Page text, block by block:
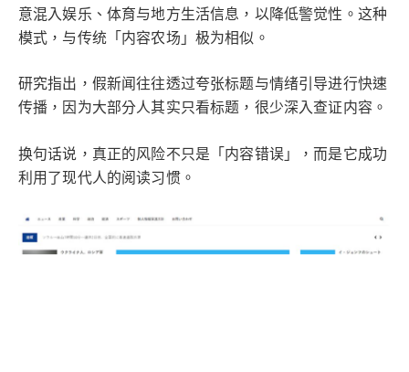
意混入娱乐、体育与地方生活信息，以降低警觉性。这种
模式，与传统「内容农场」极为相似。
研究指出，假新闻往往透过夸张标题与情绪引导进行快速
传播，因为大部分人其实只看标题，很少深入查证内容。
换句话说，真正的风险不只是「内容错误」，而是它成功
利用了现代人的阅读习惯。